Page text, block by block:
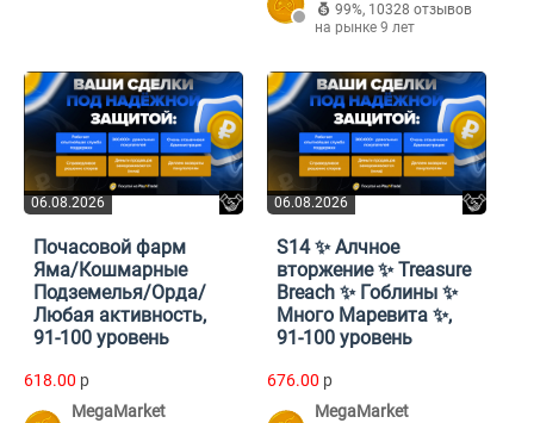
99%, 10328 отзывов
на рынке 9 лет
06.08.2026
Почасовой фарм
Яма/Кошмарные
Подземелья/Орда/
Любая активность,
91-100 уровень
618.00 p
MegaMarket
06.08.2026
S14 ✨ Алчное
вторжение ✨ Treasure
Breach ✨ Гоблины ✨
Много Маревита ✨,
91-100 уровень
676.00 p
MegaMarket